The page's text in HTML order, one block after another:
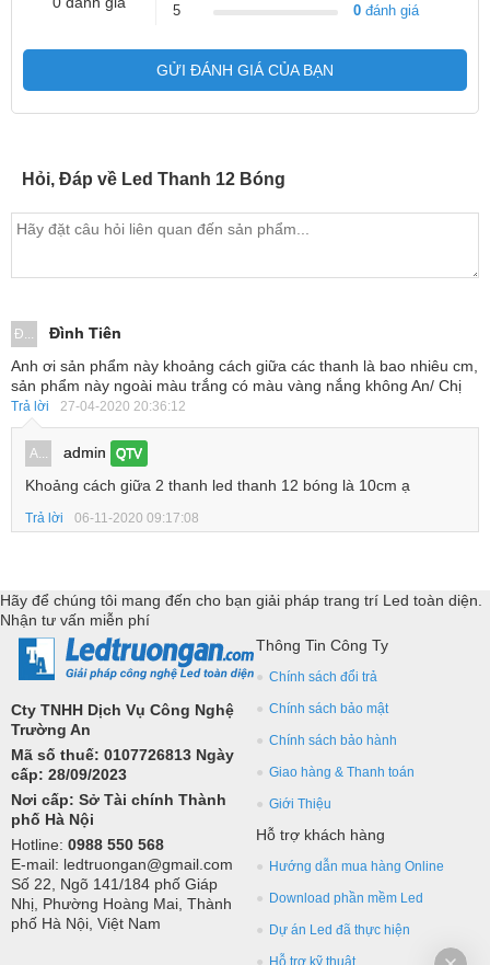
5
0 đánh giá
GỬI ĐÁNH GIÁ CỦA BẠN
Hỏi, Đáp về Led Thanh 12 Bóng
Đ...
Đình Tiên
Anh ơi sản phẩm này khoảng cách giữa các thanh là bao nhiêu cm,
sản phẩm này ngoài màu trắng có màu vàng nắng không An/ Chị
Trả lời 27-04-2020 20:36:12
A... admin QTV
Khoảng cách giữa 2 thanh led thanh 12 bóng là 10cm ạ
Trả lời 06-11-2020 09:17:08
Hãy để chúng tôi mang đến cho bạn giải pháp trang trí Led toàn diện.
Nhận tư vấn miễn phí
Cty TNHH Dịch Vụ Công Nghệ
Trường An
Mã số thuế: 0107726813 Ngày
cấp: 28/09/2023
Nơi cấp: Sở Tài chính Thành
phố Hà Nội
Hotline: 0988 550 568
E-mail: ledtruongan@gmail.com
Số 22, Ngõ 141/184 phố Giáp
Nhị, Phường Hoàng Mai, Thành
phố Hà Nội, Việt Nam
Thông Tin Công Ty
Chính sách đổi trả
Chính sách bảo mật
Chính sách bảo hành
Giao hàng & Thanh toán
Giới Thiệu
Hỗ trợ khách hàng
Hướng dẫn mua hàng Online
Download phần mềm Led
Dự án Led đã thực hiện